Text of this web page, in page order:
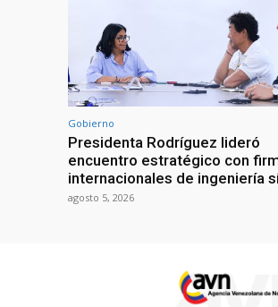
Gobierno
Presidenta Rodríguez lideró
encuentro estratégico con
internacionales de ingeniería
agosto 5, 2026